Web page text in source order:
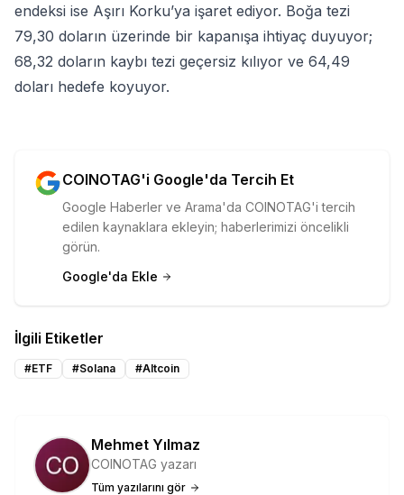
endeksi ise Aşırı Korku’ya işaret ediyor. Boğa tezi
79,30 doların üzerinde bir kapanışa ihtiyaç duyuyor;
68,32 doların kaybı tezi geçersiz kılıyor ve 64,49
doları hedefe koyuyor.
COINOTAG'i Google'da Tercih Et
Google Haberler ve Arama'da COINOTAG'i tercih
edilen kaynaklara ekleyin; haberlerimizi öncelikli
görün.
Google'da Ekle
İlgili Etiketler
#ETF #Solana #Altcoin
Mehmet Yılmaz
COINOTAG yazarı
Tüm yazılarını gör